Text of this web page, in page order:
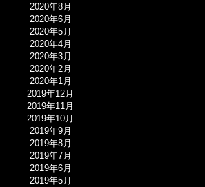
2020年8月
2020年6月
2020年5月
2020年4月
2020年3月
2020年2月
2020年1月
2019年12月
2019年11月
2019年10月
2019年9月
2019年8月
2019年7月
2019年6月
2019年5月